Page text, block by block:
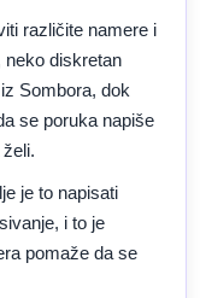
različite namere i
neko diskretan
Sombora, dok
se poruka napiše
je to napisati
i to je
pomaže da se